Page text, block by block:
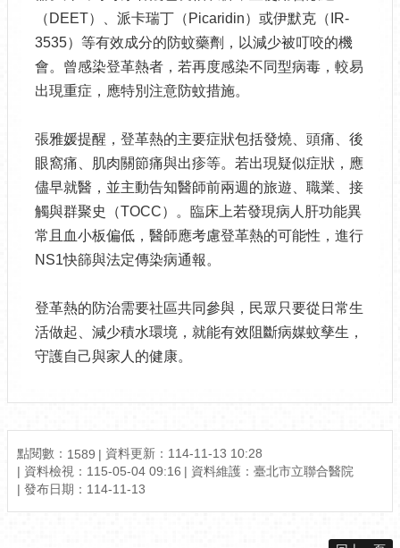
（DEET）、派卡瑞丁（Picaridin）或伊默克（IR-
3535）等有效成分的防蚊藥劑，以減少被叮咬的機
會。曾感染登革熱者，若再度感染不同型病毒，較易
出現重症，應特別注意防蚊措施。
張雅媛提醒，登革熱的主要症狀包括發燒、頭痛、後
眼窩痛、肌肉關節痛與出疹等。若出現疑似症狀，應
儘早就醫，並主動告知醫師前兩週的旅遊、職業、接
觸與群聚史（TOCC）。臨床上若發現病人肝功能異
常且血小板偏低，醫師應考慮登革熱的可能性，進行
NS1快篩與法定傳染病通報。
登革熱的防治需要社區共同參與，民眾只要從日常生
活做起、減少積水環境，就能有效阻斷病媒蚊孳生，
守護自己與家人的健康。
點閱數： 1589
資料更新：114-11-13 10:28
資料檢視：115-05-04 09:16
資料維護：臺北市立聯合醫院
發布日期：114-11-13